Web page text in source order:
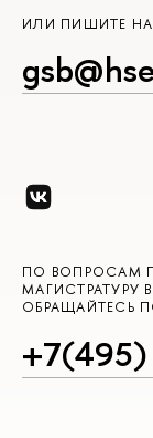
ИЛИ ПИШИТЕ
ПО ВОПРОСАМ
ОБРАЩАЙТЕСЬ